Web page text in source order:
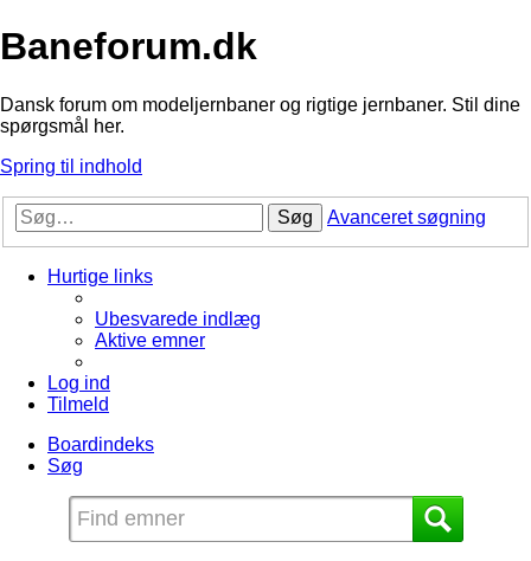
Baneforum.dk
Dansk forum om modeljernbaner og rigtige jernbaner. Stil dine
spørgsmål her.
Spring til indhold
Søg Avanceret søgning
Hurtige links
Ubesvarede indlæg
Aktive emner
Log ind
Tilmeld
Boardindeks
Søg